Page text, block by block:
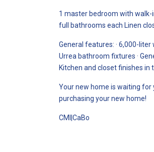
1 master bedroom with
full bathrooms each Linen
General features: · 6,000-
Urrea bathroom fixtures ·
Kitchen and closet finishes
Your new home is waiting for
purchasing your new home!
CMI|CaBo